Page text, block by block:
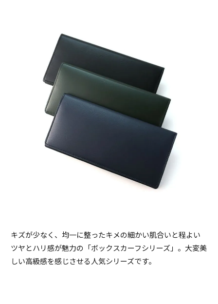
キズが少なく、均一に整ったキメの細かい肌合いと程よい
ツヤとハリ感が魅力の「ボックスカーフシリーズ」。大変美
しい高級感を感じさせる人気シリーズです。